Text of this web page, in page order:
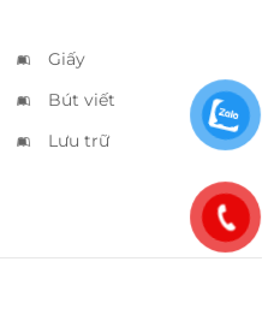
Giấy
Bút viết
Lưu trữ